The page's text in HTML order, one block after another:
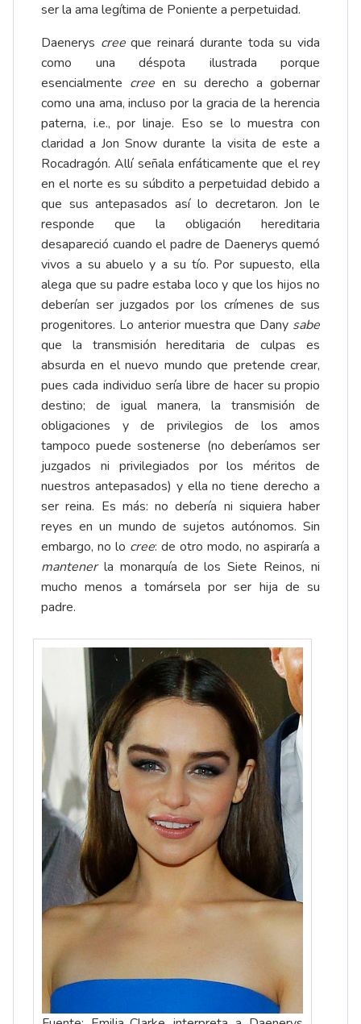
ser la ama legítima de Poniente a perpetuidad.
Daenerys creeque reinará durante toda su vida
como una déspota ilustrada porque
esencialmente cree en su derecho a gobernar
como una ama, incluso por la gracia de la herencia
paterna, i.e., por linaje. Eso se lo muestra con
claridad a Jon Snow durante la visita de este a
Rocadragón. Allí señala enfáticamente que el rey
en el norte es su súbdito a perpetuidad debido a
que sus antepasados así lo decretaron. Jon le
responde que la obligación hereditaria
desapareció cuando el padre de Daenerys quemó
vivos a su abuelo y a su tío. Por supuesto, ella
alega que su padre estaba loco y que los hijos no
deberían ser juzgados por los crímenes de sus
progenitores. Lo anterior muestra que Dany sabe
que la transmisión hereditaria de culpas es
absurda en el nuevo mundo que pretende crear,
pues cada individuo sería libre de hacer su propio
destino; de igual manera, la transmisión de
obligaciones y de privilegios de los amos
tampoco puede sostenerse (no deberíamos ser
juzgados ni privilegiados por los méritos de
nuestros antepasados) y ella no tiene derecho a
ser reina. Es más: no debería ni siquiera haber
reyes en un mundo de sujetos autónomos. Sin
embargo, no lo cree: de otro modo, no aspiraría a
mantenerla monarquía de los Siete Reinos, ni
mucho menos a tomársela por ser hija de su
padre.